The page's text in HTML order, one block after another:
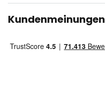
Kundenmeinungen